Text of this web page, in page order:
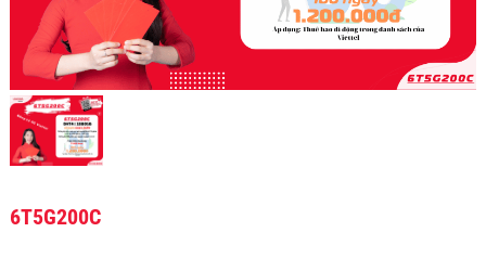
6T5G200C